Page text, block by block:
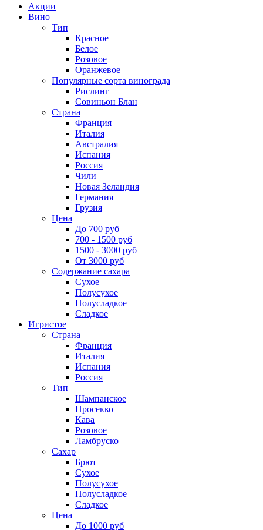
Акции
Вино
Тип
Красное
Белое
Розовое
Оранжевое
Популярные сорта винограда
Рислинг
Совиньон Блан
Страна
Франция
Италия
Австралия
Испания
Россия
Чили
Новая Зеландия
Германия
Грузия
Цена
До 700 руб
700 - 1500 руб
1500 - 3000 руб
От 3000 руб
Содержание сахара
Сухое
Полусухое
Полусладкое
Сладкое
Игристое
Страна
Франция
Италия
Испания
Россия
Тип
Шампанское
Просекко
Кава
Розовое
Ламбруско
Сахар
Брют
Сухое
Полусухое
Полусладкое
Сладкое
Цена
До 1000 руб